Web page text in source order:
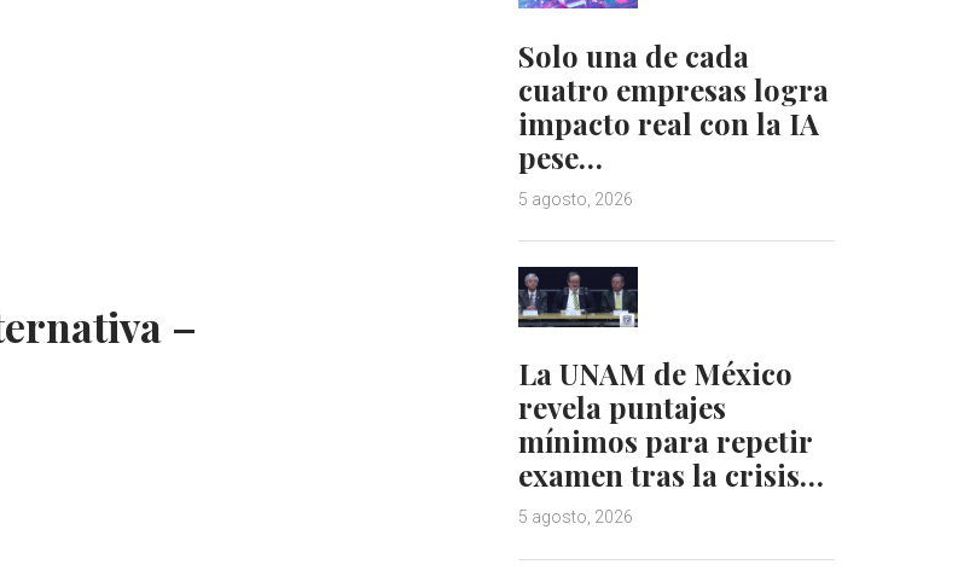
–
Solo una de cada
cuatro empresas logra
impacto real con la IA
pese…
5 agosto, 2026
La UNAM de México
revela puntajes
mínimos para repetir
examen tras la crisis…
5 agosto, 2026